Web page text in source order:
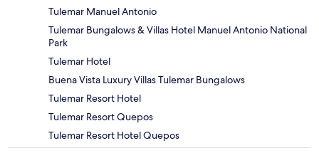
Tulemar Manuel Antonio
Tulemar Bungalows & Villas Hotel Manuel Antonio National
Park
Tulemar Hotel
Buena Vista Luxury Villas Tulemar Bungalows
Tulemar Resort Hotel
Tulemar Resort Quepos
Tulemar Resort Hotel Quepos